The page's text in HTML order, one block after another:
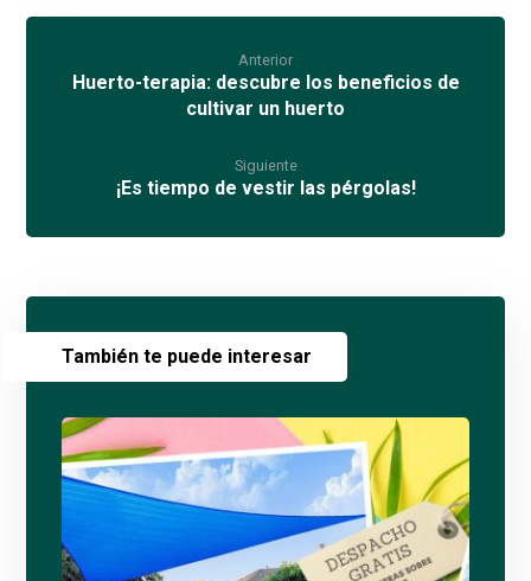
Anterior
Huerto-terapia: descubre los beneficios de
cultivar un huerto
Siguiente
¡Es tiempo de vestir las pérgolas!
También te puede interesar